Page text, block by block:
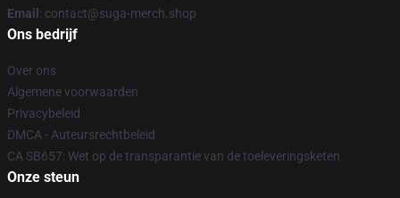
Email : contact@suga-merch.shop
Ons bedrijf
Over ons
Algemene voorwaarden
Privacybeleid
DMCA - Auteursrechtbeleid
CA SB657: Wet op de transparantie van de toeleveringsketen
Onze steun